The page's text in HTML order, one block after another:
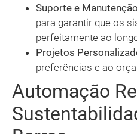
Suporte e
para garantir que os
perfeitamente ao
Projetos
preferências e ao
Automação